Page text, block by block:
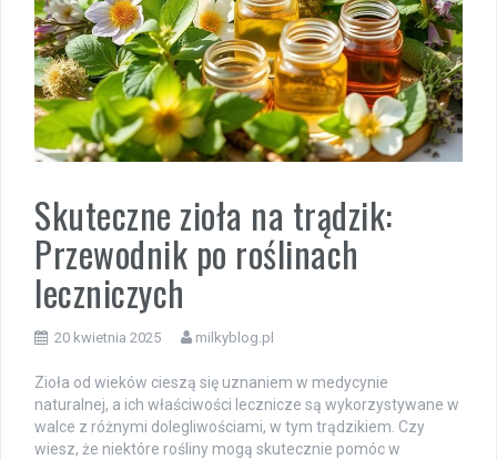
Skuteczne zioła na trądzik:
Przewodnik po roślinach
leczniczych
20 kwietnia 2025 milkyblog.pl
Zioła od wieków cieszą się uznaniem w medycynie
naturalnej, a ich właściwości lecznicze są wykorzystywane w
walce z różnymi dolegliwościami, w tym trądzikiem. Czy
wiesz, że niektóre rośliny mogą skutecznie pomóc w